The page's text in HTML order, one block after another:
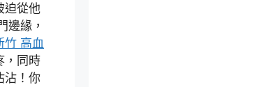
迫從他
邊緣，
竹 高血
，同時
沾！你